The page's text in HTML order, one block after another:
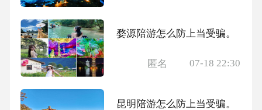
婺源陪游怎么防上当受骗。
匿名 07-18 22:30
昆明陪游怎么防上当受骗。